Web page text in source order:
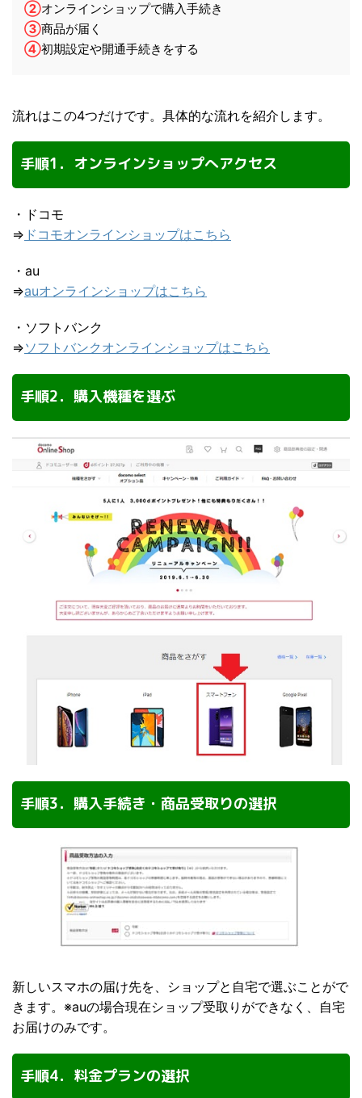
②オンラインショップで購入手続き
③商品が届く
④初期設定や開通手続きをする
流れはこの4つだけです。具体的な流れを紹介します。
手順1．オンラインショップへアクセス
・ドコモ
⇒ ドコモオンラインショップはこちら
・au
⇒auオンラインショップはこちら
・ソフトバンク
⇒ソフトバンクオンラインショップはこちら
手順2．購入機種を選ぶ
手順3．購入手続き・商品受取りの選択
新しいスマホの届け先を、ショップと自宅で選ぶことがで
きます。※auの場合現在ショップ受取りができなく、自宅
お届けのみです。
手順4．料金プランの選択